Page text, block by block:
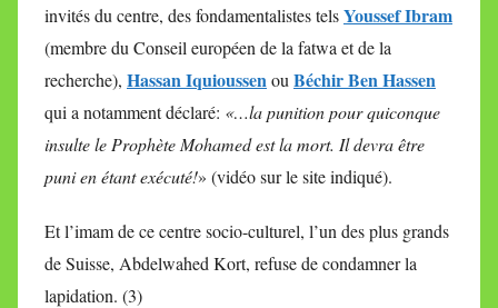
invités du centre, des fondamentalistes telsYoussef Ibram
(membre du Conseil européen de la fatwa et de la
recherche), Hassan Iquioussenou Béchir Ben Hassen
qui a notamment déclaré: «…la punition pour quiconque
insulte le Prophète Mohamed est la mort. Il devra être
puni en étant exécuté!» (vidéo sur le site indiqué).
Et l’imam de ce centre socio-culturel, l’un des plus grands
de Suisse, Abdelwahed Kort, refuse de condamner la
lapidation. (3)